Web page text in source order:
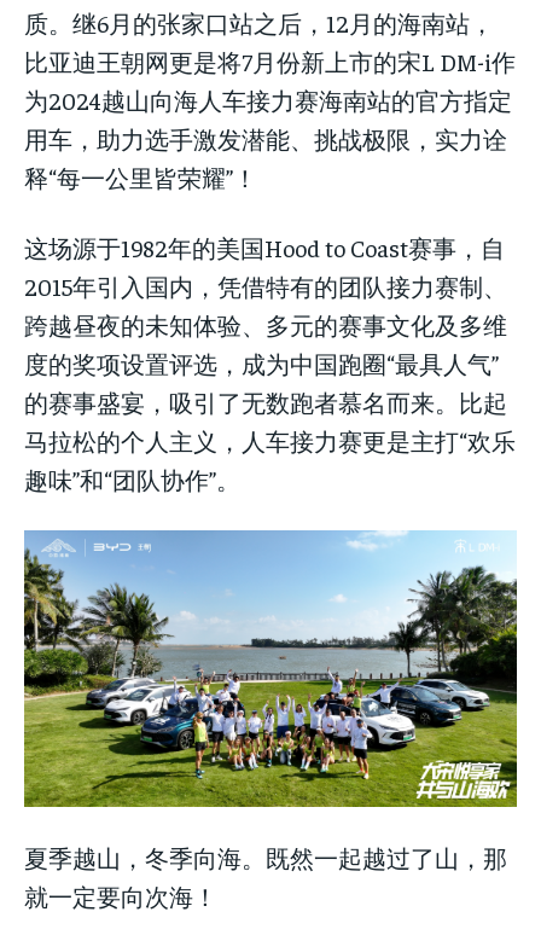
质。继6月的张家口站之后，12月的海南站，
比亚迪王朝网更是将7月份新上市的宋L DM-i作
为2024越山向海人车接力赛海南站的官方指定
用车，助力选手激发潜能、挑战极限，实力诠
释“每一公里皆荣耀”！
这场源于1982年的美国Hood to Coast赛事，自
2015年引入国内，凭借特有的团队接力赛制、
跨越昼夜的未知体验、多元的赛事文化及多维
度的奖项设置评选，成为中国跑圈“最具人气”
的赛事盛宴，吸引了无数跑者慕名而来。比起
马拉松的个人主义，人车接力赛更是主打“欢乐
趣味”和“团队协作”。
夏季越山，冬季向海。既然一起越过了山，那
就一定要向次海！